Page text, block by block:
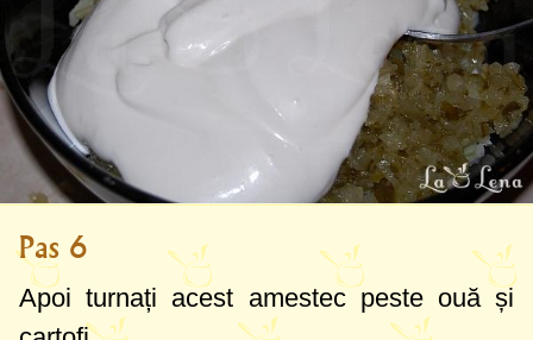
Pas 6
Apoi turnați acest amestec peste ouă și